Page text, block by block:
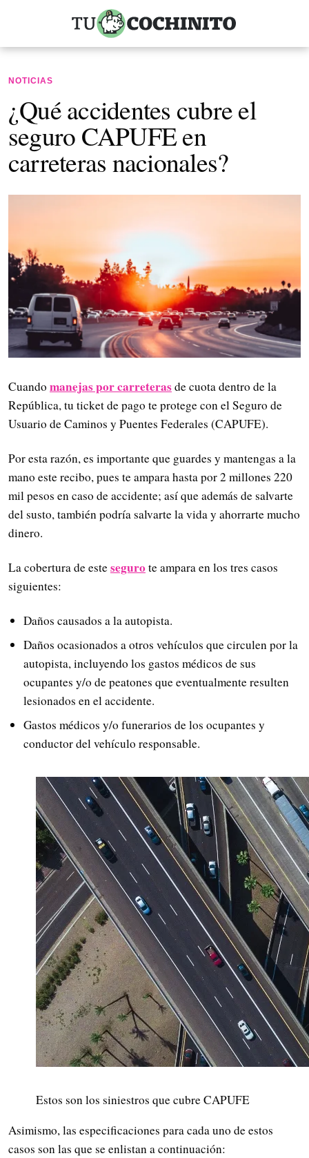
NOTICIAS
¿Qué accidentes cubre el
seguro CAPUFE en
carreteras nacionales?
Cuando manejas por carreterasde cuota dentro de la
República, tu ticket de pago te protege con el Seguro de
Usuario de Caminos y Puentes Federales (CAPUFE).
Por esta razón, es importante que guardes y mantengas a la
mano este recibo, pues te ampara hasta por 2 millones 220
mil pesos en caso de accidente; así que además de salvarte
del susto, también podría salvarte la vida y ahorrarte mucho
dinero.
La cobertura de estesegurote ampara en los tres casos
siguientes:
Daños causados a la autopista.
Daños ocasionados a otros vehículos que circulen por la
autopista, incluyendo los gastos médicos de sus
ocupantes y/o de peatones que eventualmente resulten
lesionados en el accidente.
Gastos médicos y/o funerarios de los ocupantes y
conductor del vehículo responsable.
Estos son los siniestros que cubre CAPUFE
Asimismo, las especificaciones para cada uno de estos
casos son las que se enlistan a continuación: